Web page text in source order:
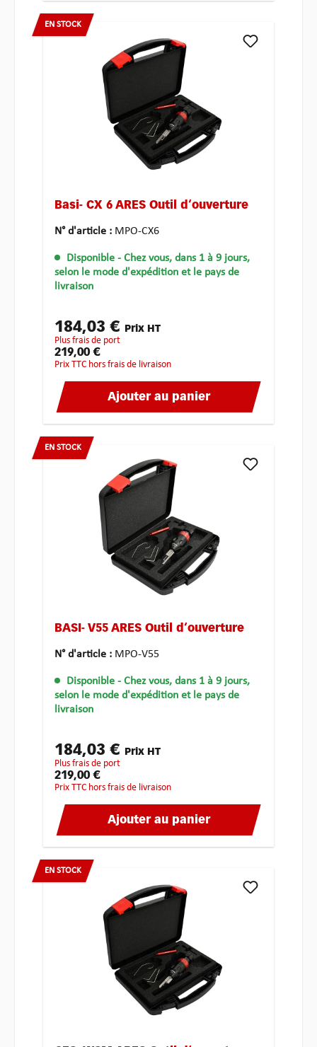
EN STOCK
Basi- CX 6 ARES Outil d‘ouverture
N° d'article : MPO-CX6
Disponible - Chez vous, dans 1 à 9 jours,
selon le mode d'expédition et le pays de
livraison
184,03 € Prix HT
plus frais de port
219,00 €
Prix TTC hors frais de livraison
Ajouter au panier
EN STOCK
BASI- V55 ARES Outil d‘ouverture
N° d'article : MPO-V55
Disponible - Chez vous, dans 1 à 9 jours,
selon le mode d'expédition et le pays de
livraison
184,03 € Prix HT
plus frais de port
219,00 €
Prix TTC hors frais de livraison
Ajouter au panier
EN STOCK